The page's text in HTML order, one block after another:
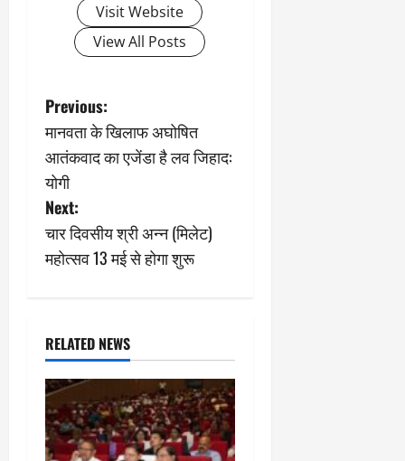
Visit Website
View All Posts
P
o
s
t
n
v
i
g
a
Previous:
मानवता के खिलाफ अघोषित
आतंकवाद का एजेंडा है लव जिहाद:
योगी
Next:
चार दिवसीय श्री अन्न (मिलेट)
महोत्सव 13 मई से होगा शुरू
RELATED NEWS